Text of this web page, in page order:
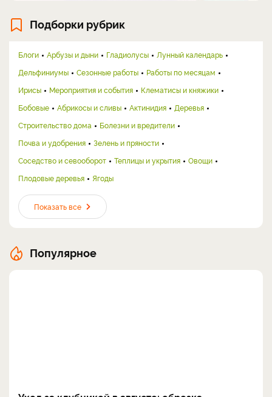
Подборки рубрик
Блоги Арбузы и дыни Гладиолусы
Лунный календарь
Дельфиниумы
Сезонные работы
Работы по месяцам
Ирисы
Мероприятия и события
Клематисы и княжики
Бобовые
Абрикосы и сливы Актинидия
Деревья
Строительство дома
Болезни и вредители
Почва и удобрения
Зелень и пряности
Соседство и севооборот
Теплицы и укрытия
Овощи
Плодовые деревья
Ягоды
Показать все
Популярное